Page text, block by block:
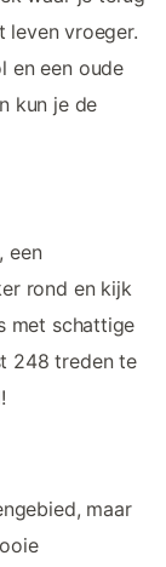
leven vroeger.
en een oude
kun je de
een
rond en kijk
met schattige
248 treden te
maar